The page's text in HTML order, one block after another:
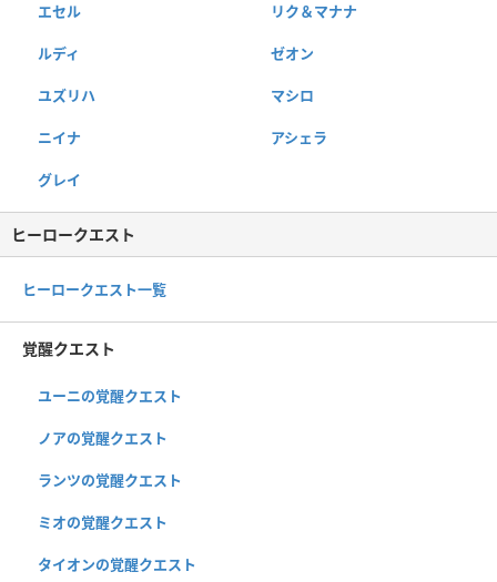
エセル リク＆マナナ
ルディ ゼオン
ユズリハ マシロ
ニイナ アシェラ
グレイ
ヒーロークエスト
ヒーロークエスト一覧
覚醒クエスト
ユーニの覚醒クエスト
ノアの覚醒クエスト
ランツの覚醒クエスト
ミオの覚醒クエスト
タイオンの覚醒クエスト